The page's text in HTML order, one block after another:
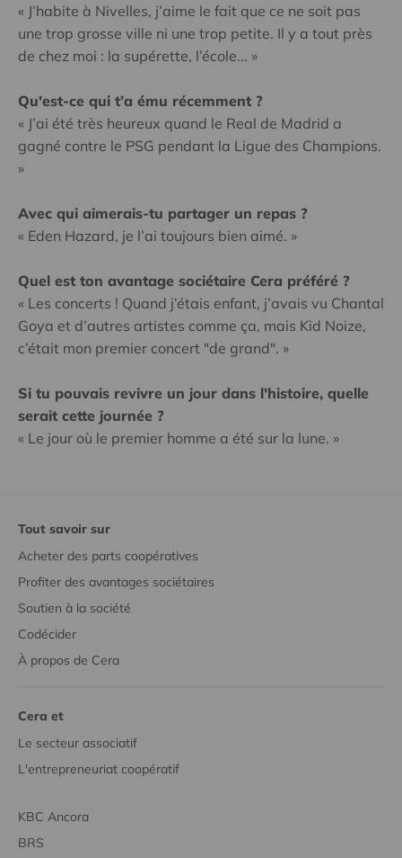
« J’habite à Nivelles, j’aime le fait que ce ne soit pas
une trop grosse ville ni une trop petite. Il y a tout près
de chez moi : la supérette, l’école... »
Qu'est-ce qui t’a ému récemment ?
« J’ai été très heureux quand le Real de Madrid a
gagné contre le PSG pendant la Ligue des Champions.
»
Avec qui aimerais-tu partager un repas ?
« Eden Hazard, je l’ai toujours bien aimé. »
Quel est ton avantage sociétaire Cera préféré ?
« Les concerts ! Quand j’étais enfant, j’avais vu Chantal
Goya et d’autres artistes comme ça, mais Kid Noize,
c’était mon premier concert "de grand". »
Si tu pouvais revivre un jour dans l'histoire, quelle
serait cette journée ?
« Le jour où le premier homme a été sur la lune. »
Tout savoir sur
Acheter des parts coopératives
Profiter des avantages sociétaires
Soutien à la société
Codécider
À propos de Cera
Cera et
Le secteur associatif
L'entrepreneuriat coopératif
KBC Ancora
BRS